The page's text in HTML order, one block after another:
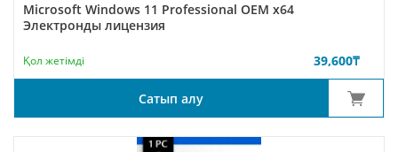
Microsoft Windows 11 Professional OEM x64
Электронды лицензия
Қол жетімді 39,600₸
Сатып алу